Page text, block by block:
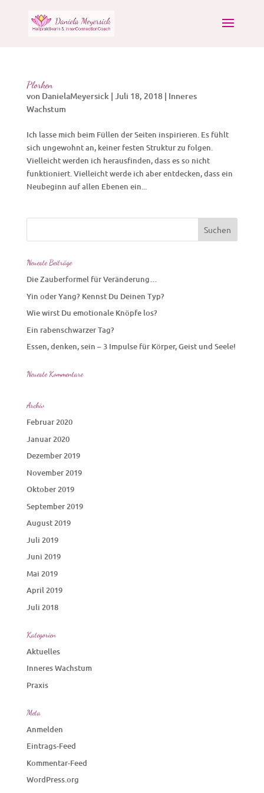
Plorken
von DanielaMeyersick| Juli 18, 2018| Inneres
Wachstum
Ich lasse mich beim Füllen der Seiten inspirieren. Es fühlt
sich ungewohnt an, keiner festen Struktur zu folgen.
Vielleicht werden ich herausfinden, dass es so nicht
funktioniert. Vielleicht werde ich aber entdecken, dass ein
Neubeginn auf allen Ebenen ein...
Neueste Beiträge
Die Zauberformel für Veränderung…
Yin oder Yang? Kennst Du Deinen Typ?
Wie wirst Du emotionale Knöpfe los?
Ein rabenschwarzer Tag?
Essen, denken, sein – 3 Impulse für Körper, Geist und Seele!
Neueste Kommentare
Archiv
Februar 2020
Januar 2020
Dezember 2019
November 2019
Oktober 2019
September 2019
August 2019
Juli 2019
Juni 2019
Mai 2019
April 2019
Juli 2018
Kategorien
Aktuelles
Inneres Wachstum
Praxis
Meta
Anmelden
Eintrags-Feed
Kommentar-Feed
WordPress.org